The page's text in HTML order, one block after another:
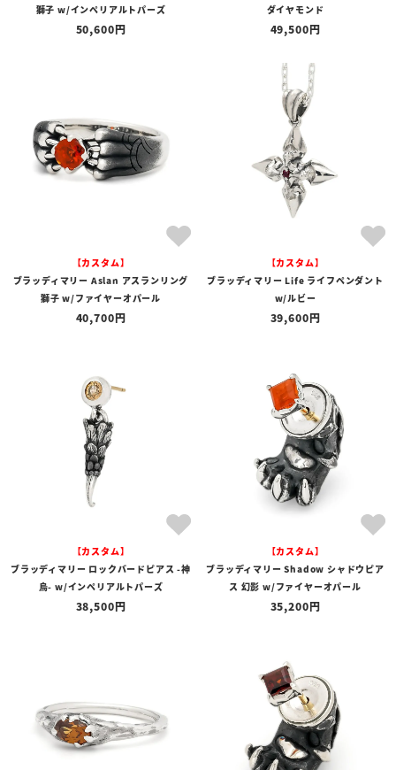
獅子 w/インペリアルトパーズ
50,600
ダイヤモンド
49,500
【カスタム】
ブラッディマリー Aslan アスランリング
獅子 w/ファイヤーオパール
40,700
【カスタム】
ブラッディマリー Life ライフペンダント
w/ルビー
39,600
【カスタム】
ブラッディマリー ロックバードピアス -神
烏- w/インペリアルトパーズ
38,500
【カスタム】
ブラッディマリー Shadow シャドウピア
ス 幻影 w/ファイヤーオパール
35,200